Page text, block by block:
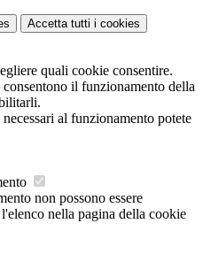
Accetta tutti i cookies
quali cookie consentire.
il funzionamento della
al funzionamento potete
non possono essere
nella pagina della cookie